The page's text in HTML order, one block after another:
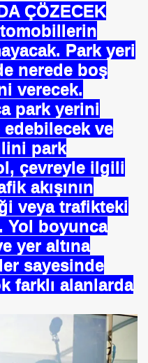
ÇÖZECEK
Park yeri
nerede boş
verecek.
park yerini
ve
park
çevreyle ilgili
akışının
veya trafikteki
Yol boyunca
yer altına
sayesinde
farklı alanlarda